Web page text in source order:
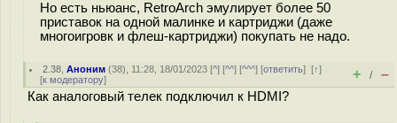
Но есть ньюанс, RetroArch эмулирует более 50
приставок на одной малинке и картриджи (даже
многоигровк и флеш-картриджи) покупать не надо.
2.38 ,Аноним (38), 11:28, 18/01/2023 [^] [^^] [^^^] [ответить][↑]
[к модератору] + / –
Как аналоговый телек подключил к HDMI?